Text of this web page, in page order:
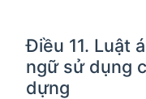
Điều 11. Luật
ngữ sử dụng
dựng